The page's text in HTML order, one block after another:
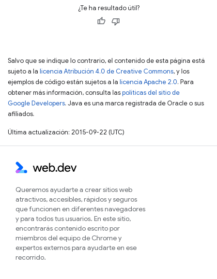
¿Te ha resultado útil?
Salvo que se indique lo contrario, el contenido de esta página está
sujeto a la licencia Atribución 4.0 de Creative Commons, y los
ejemplos de código están sujetos a la licencia Apache 2.0. Para
obtener más información, consulta laspolíticas del sitio de
Google Developers. Java es una marca registrada de Oracle o sus
afiliados.
Última actualización: 2015-09-22 (UTC)
Queremos ayudarte a crear sitios web
atractivos, accesibles, rápidos y seguros
que funcionen en diferentes navegadores
y para todos tus usuarios. En este sitio,
encontrarás contenido escrito por
miembros del equipo de Chrome y
expertos externos para ayudarte en ese
recorrido.